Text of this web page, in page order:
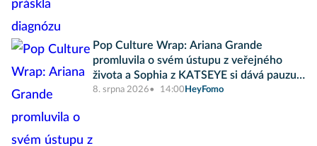
Pop Culture Wrap: Ariana Grande
promluvila o svém ústupu z veřejného
života a Sophia z KATSEYE si dává pauzu
od skupiny
8. srpna 2026 14:00 HeyFomo